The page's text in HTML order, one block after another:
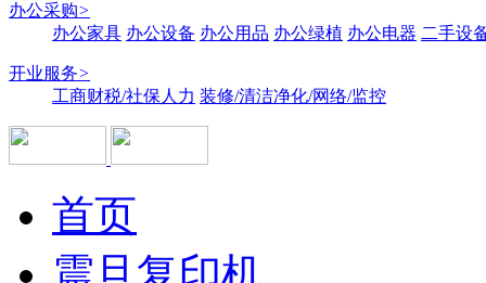
办公采购>
办公家具 办公设备 办公用品 办公绿植 办公电器 二手设
开业服务>
工商财税/社保人力 装修/清洁净化/网络/监控
首页